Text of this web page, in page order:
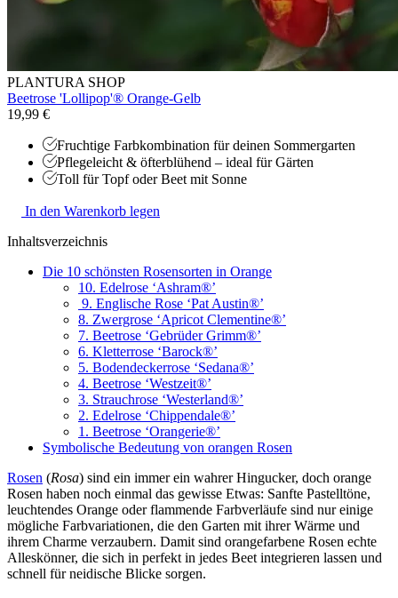
PLANTURA SHOP
Beetrose 'Lollipop'® Orange-Gelb
19,99 €
Fruchtige Farbkombination für deinen Sommergarten
Pflegeleicht & öfterblühend – ideal für Gärten
Toll für Topf oder Beet mit Sonne
In den Warenkorb legen
Inhaltsverzeichnis
Die 10 schönsten Rosensorten in Orange
10. Edelrose ‘Ashram®’
9. Englische Rose ‘Pat Austin®’
8. Zwergrose ‘Apricot Clementine®’
7. Beetrose ‘Gebrüder Grimm®’
6. Kletterrose ‘Barock®’
5. Bodendeckerrose ‘Sedana®’
4. Beetrose ‘Westzeit®’
3. Strauchrose ‘Westerland®’
2. Edelrose ‘Chippendale®’
1. Beetrose ‘Orangerie®’
Symbolische Bedeutung von orangen Rosen
Rosen (Rosa) sind ein immer ein wahrer Hingucker, doch orange
Rosen haben noch einmal das gewisse Etwas: Sanfte Pastelltöne,
leuchtendes Orange oder flammende Farbverläufe sind nur einige
mögliche Farbvariationen, die den Garten mit ihrer Wärme und
ihrem Charme verzaubern. Damit sind orangefarbene Rosen echte
Alleskönner, die sich in perfekt in jedes Beet integrieren lassen und
schnell für neidische Blicke sorgen.